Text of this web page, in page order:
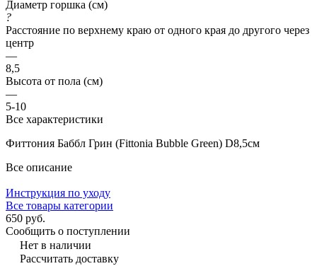
Диаметр горшка (см)
?
Расстояние по верхнему краю от одного края до другого через
центр
—
8,5
Высота от пола (см)
—
5-10
Все характеристики
Фиттония Баббл Грин (Fittonia Bubble Green) D8,5см
Все описание
Инструкция по уходу
Все товары категории
650 руб.
Сообщить о поступлении
Нет в наличии
Рассчитать доставку